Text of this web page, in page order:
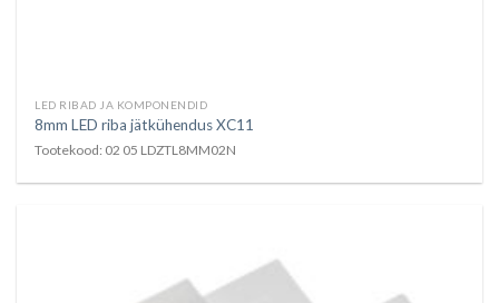
LED RIBAD JA KOMPONENDID
8mm LED riba jätkühendus XC11
Tootekood: 02 05 LDZTL8MM02N